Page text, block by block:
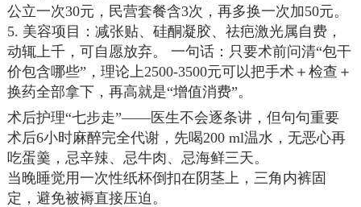
公立一次30元，民营套餐含3次，再多换一次加50元。
5. 美容项目：减张贴、硅酮凝胶、祛疤激光属自费，
动辄上千，可自愿放弃。 一句话：只要术前问清“包干
价包含哪些”，理论上2500-3500元可以把手术＋检查＋
换药全部拿下，再高就是“增值消费”。
术后护理“七步走”——医生不会逐条讲，但句句重要
术后6小时麻醉完全代谢，先喝200 ml温水，无恶心再
吃蛋羹，忌辛辣、忌牛肉、忌海鲜三天。
当晚睡觉用一次性纸杯倒扣在阴茎上，三角内裤固
定，避免被褥直接压迫。